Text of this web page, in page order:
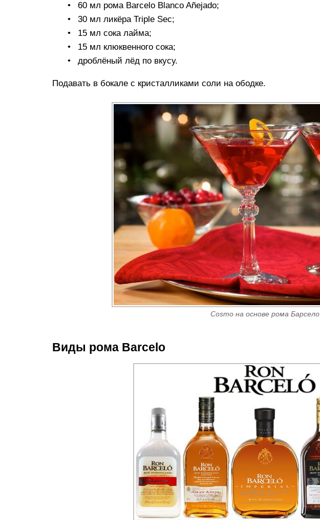
60 мл рома Barcelo Blanco Añejado;
30 мл ликёра Triple Sec;
15 мл сока лайма;
15 мл клюквенного сока;
дроблёный лёд по вкусу.
Подавать в бокале с кристалликами соли на ободке.
Cosmo на основе рома Барсело
Виды рома Barcelo